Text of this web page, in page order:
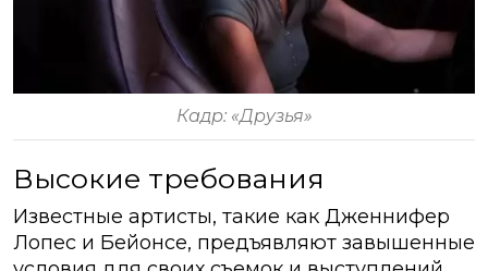
Кадр: «Друзья»
Высокие требования
Известные артисты, такие как Дженнифер
Лопес и Бейонсе, предъявляют завышенные